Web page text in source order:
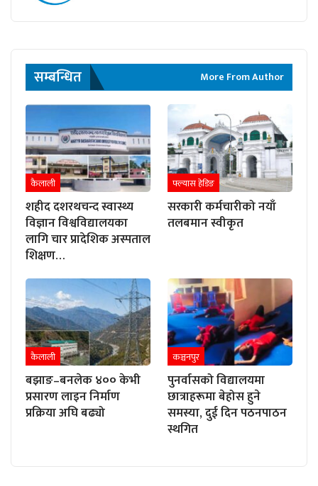
सम्बन्धित More From Author
कैलाली
शहीद दशरथचन्द स्वास्थ्य
विज्ञान विश्वविद्यालयका
लागि चार प्रादेशिक अस्पताल
शिक्षण…
फ्ल्यास हेडिङ
सरकारी कर्मचारीको नयाँ
तलबमान स्वीकृत
कैलाली
बझाङ–बनलेक ४०० केभी
प्रसारण लाइन निर्माण
प्रक्रिया अघि बढ्यो
कञ्चनपुर
पुनर्वासको विद्यालयमा
छात्राहरूमा बेहोस हुने
समस्या, दुई दिन पठनपाठन
स्थगित